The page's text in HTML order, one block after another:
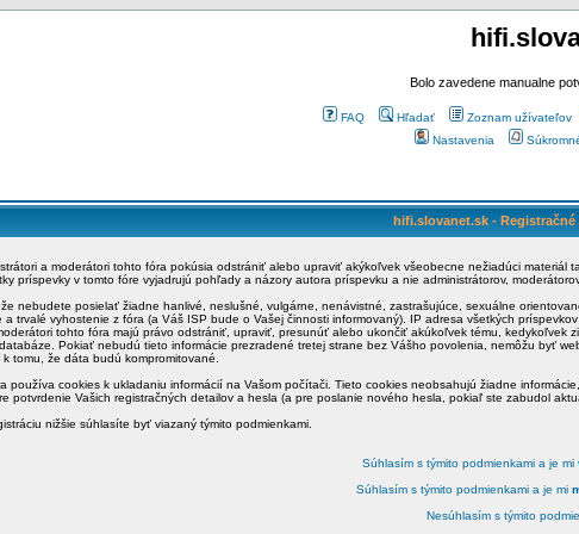
Bolo zavedene manualne
FAQ Hľadať Zoznam užívateľov
Nastavenia
hifi.slovanet.sk -
a moderátori tohto fóra pokúsia odstrániť alebo upraviť akýkoľvek všeobecne nežiadúci
príspevky v tomto fóre vyjadrujú pohľady a názory autora príspevku a nie administrátorov,
nebudete posielať žiadne hanlivé, neslušné, vulgárne, nenávistné, zastrašujúce, sexuálne
a trvalé vyhostenie z fóra (a Váš ISP bude o Vašej činnosti informovaný). IP adresa všetkých
tohto fóra majú právo odstrániť, upraviť, presunúť alebo ukončiť akúkoľvek tému,
Pokiať nebudú tieto informácie prezradené tretej strane bez Vášho povolenia, nemôžu byť
tomu, že dáta budú kompromitované.
používa cookies k ukladaniu informácií na Vašom počítači. Tieto cookies neobsahujú žiadne
potvrdenie Vašich registračných detailov a hesla (a pre poslanie nového hesla, pokiaľ ste zabudol
nižšie súhlasíte byť viazaný týmito podmienkami.
Súhlasím s týmito podmienkami a je mi
Súhlasím s týmito podmienkami a je mi
Nesúhlasím s týmito